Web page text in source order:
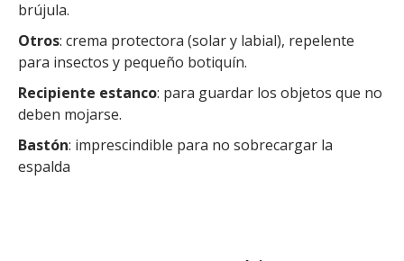
brújula.
Otros: crema protectora (solar y labial), repelente
para insectos y pequeño botiquín.
Recipiente estanco: para guardar los objetos que no
deben mojarse.
Bastón: imprescindible para no sobrecargar la
espalda